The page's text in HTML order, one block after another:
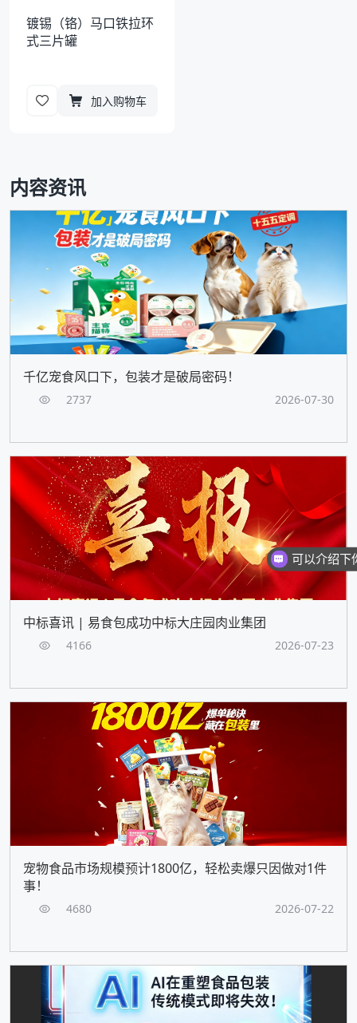
镀锡（铬）马口铁拉环
式三片罐
加入购物车
内容资讯
千亿宠食风口下，包装才是破局密码！
2737 2026-07-30
中标喜讯 | 易食包成功中标大庄园肉业集团
4166 2026-07-23
宠物食品市场规模预计1800亿，轻松卖爆只因做对1件
事！
4680 2026-07-22